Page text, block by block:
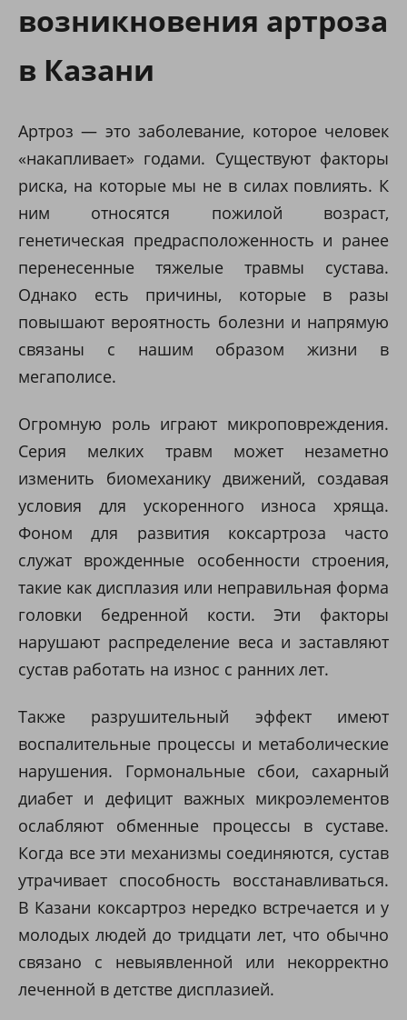
возникновения артроза
в Казани
Артроз — это заболевание, которое человек
«накапливает» годами. Существуют факторы
риска, на которые мы не в силах повлиять. К
ним относятся пожилой возраст,
генетическая предрасположенность и ранее
перенесенные тяжелые травмы сустава.
Однако есть причины, которые в разы
повышают вероятность болезни и напрямую
связаны с нашим образом жизни в
мегаполисе.
Огромную роль играют микроповреждения.
Серия мелких травм может незаметно
изменить биомеханику движений, создавая
условия для ускоренного износа хряща.
Фоном для развития коксартроза часто
служат врожденные особенности строения,
такие как дисплазия или неправильная форма
головки бедренной кости. Эти факторы
нарушают распределение веса и заставляют
сустав работать на износ с ранних лет.
Также разрушительный эффект имеют
воспалительные процессы и метаболические
нарушения. Гормональные сбои, сахарный
диабет и дефицит важных микроэлементов
ослабляют обменные процессы в суставе.
Когда все эти механизмы соединяются, сустав
утрачивает способность восстанавливаться.
В Казани коксартроз нередко встречается и у
молодых людей до тридцати лет, что обычно
связано с невыявленной или некорректно
леченной в детстве дисплазией.